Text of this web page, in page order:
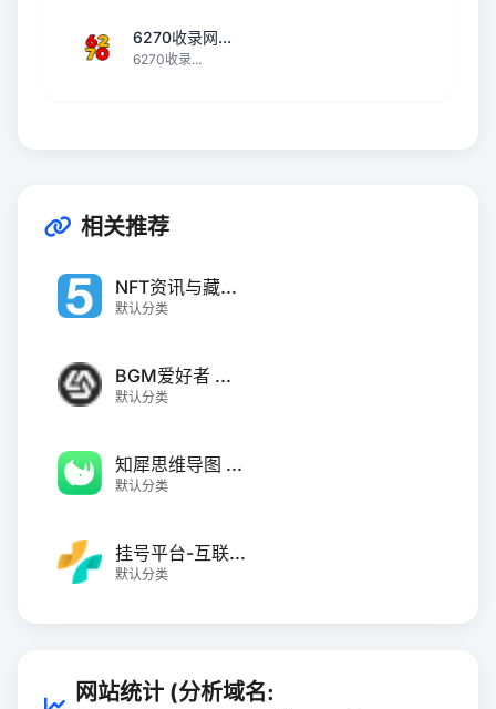
6270收录网...
6270收录...
相关推荐
NFT资讯与藏...
默认分类
BGM爱好者 ...
默认分类
知犀思维导图 ...
默认分类
挂号平台-互联...
默认分类
网站统计 (分析域名: